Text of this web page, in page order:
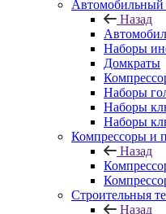
Автомобильный
Назад
Наборы
Домкраты
Наборы
Наборы
Наборы
Компрессоры и
Назад
Строительныя
Назад